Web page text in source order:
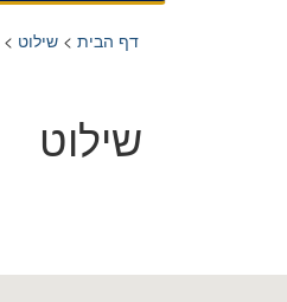
דף הבית > שילוט >
שילוט